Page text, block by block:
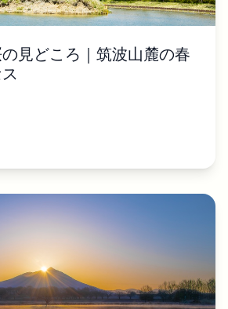
見どころ｜筑波山麓の春